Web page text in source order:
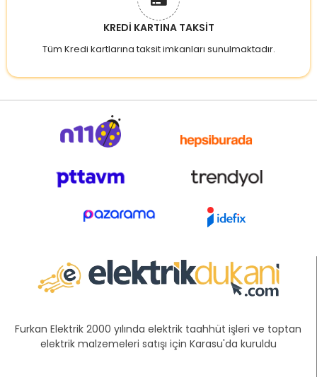
KREDİ KARTINA TAKSİT
Tüm Kredi kartlarına taksit imkanları sunulmaktadır.
Furkan Elektrik 2000 yılında elektrik taahhüt işleri ve toptan
elektrik malzemeleri satışı için Karasu'da kuruldu